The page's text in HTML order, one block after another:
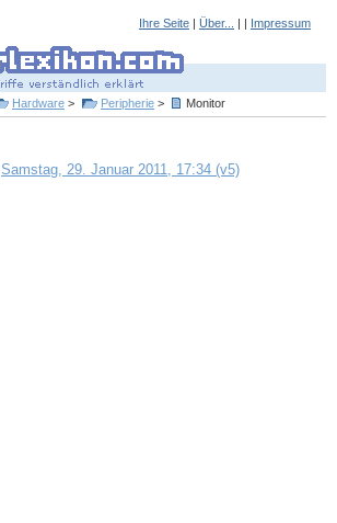
Ihre Seite | Über... | | Impressum
Hardware > Peripherie > Monitor
Samstag, 29. Januar 2011, 17:34 (v5)